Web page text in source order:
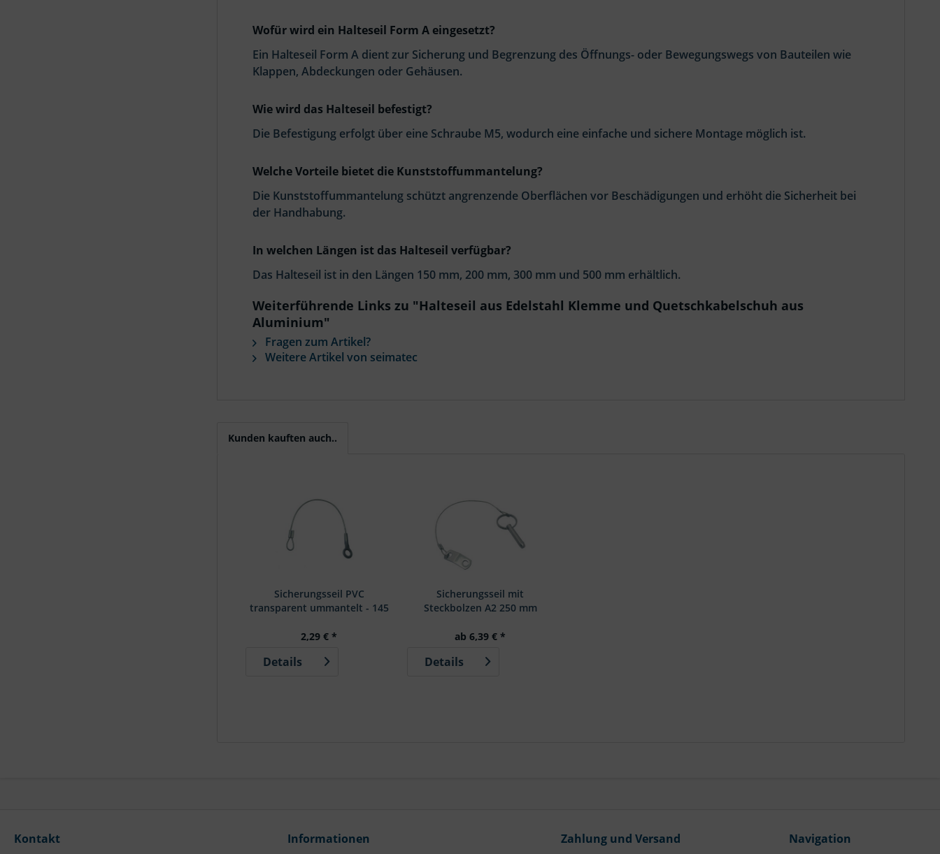
Wofür wird ein Halteseil Form A eingesetzt?
Ein Halteseil Form A dient zur Sicherung und Begrenzung des Öffnungs- oder Bewegungswegs von Bauteilen wie
Klappen, Abdeckungen oder Gehäusen.
Wie wird das Halteseil befestigt?
Die Befestigung erfolgt über eine Schraube M5, wodurch eine einfache und sichere Montage möglich ist.
Welche Vorteile bietet die Kunststoffummantelung?
Die Kunststoffummantelung schützt angrenzende Oberflächen vor Beschädigungen und erhöht die Sicherheit bei
der Handhabung.
In welchen Längen ist das Halteseil verfügbar?
Das Halteseil ist in den Längen 150 mm, 200 mm, 300 mm und 500 mm erhältlich.
Weiterführende Links zu "Halteseil aus Edelstahl Klemme und Quetschkabelschuh aus
Aluminium"
Fragen zum Artikel?
Weitere Artikel von seimatec
Kunden kauften auch..
Sicherungsseil PVC
transparent ummantelt - 145
2,29 € *
Details
Sicherungsseil mit
Steckbolzen A2 250 mm
ab 6,39 € *
Details
Kontakt Informationen Zahlung und Versand Navigation